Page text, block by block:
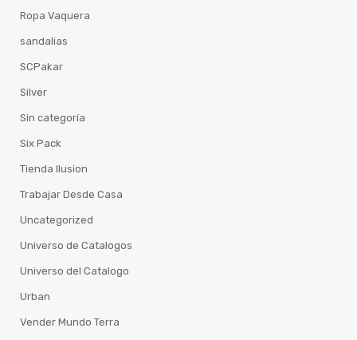
Ropa Vaquera
sandalias
SCPakar
Silver
Sin categoría
Six Pack
Tienda Ilusion
Trabajar Desde Casa
Uncategorized
Universo de Catalogos
Universo del Catalogo
Urban
Vender Mundo Terra